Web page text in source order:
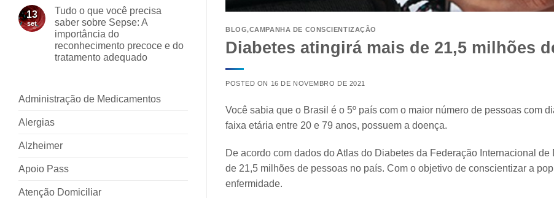
13
set
Tudo o que você precisa
saber sobre Sepse: A
importância do
reconhecimento precoce e do
tratamento adequado
Administração de Medicamentos
Alergias
Alzheimer
Apoio Pass
Atenção Domiciliar
BLOG,CAMPANHA DE CONSCIENTIZAÇÃO
Diabetes atingirá mais de 21,5 milhões
POSTED ON 16 DE NOVEMBRO DE 2021
Você sabia que o Brasil é o 5º país com o maior número de pessoas com
faixa etária entre 20 e 79 anos, possuem a doença.
De acordo com dados do Atlas do Diabetes da Federação Internacional
de 21,5 milhões de pessoas no país. Com o objetivo de conscientizar a
enfermidade.